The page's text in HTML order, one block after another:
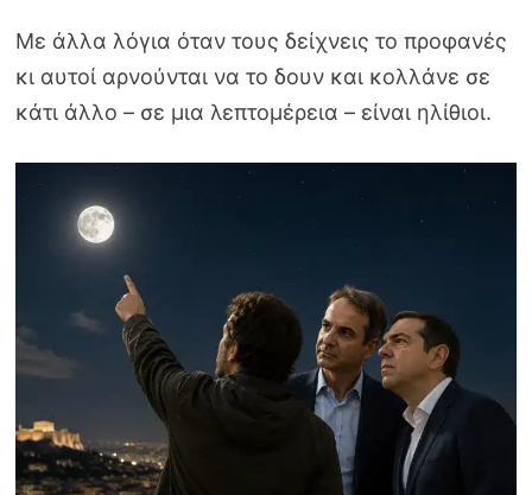
Με άλλα λόγια όταν τους δείχνεις το προφανές
κι αυτοί αρνούνται να το δουν και κολλάνε σε
κάτι άλλο – σε μια λεπτομέρεια – είναι ηλίθιοι.